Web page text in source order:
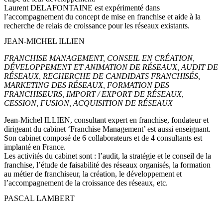
Laurent DELAFONTAINE est expérimenté dans
l’accompagnement du concept de mise en franchise et aide à la
recherche de relais de croissance pour les réseaux existants.
JEAN-MICHEL ILLIEN
FRANCHISE MANAGEMENT, CONSEIL EN CRÉATION,
DÉVELOPPEMENT ET ANIMATION DE RÉSEAUX, AUDIT DE
RÉSEAUX, RECHERCHE DE CANDIDATS FRANCHISÉS,
MARKETING DES RÉSEAUX, FORMATION DES
FRANCHISEURS, IMPORT / EXPORT DE RÉSEAUX,
CESSION, FUSION, ACQUISITION DE RÉSEAUX
Jean-Michel ILLIEN, consultant expert en franchise, fondateur et
dirigeant du cabinet ‘Franchise Management’ est aussi enseignant.
Son cabinet composé de 6 collaborateurs et de 4 consultants est
implanté en France.
Les activités du cabinet sont : l’audit, la stratégie et le conseil de la
franchise, l’étude de faisabilité des réseaux organisés, la formation
au métier de franchiseur, la création, le développement et
l’accompagnement de la croissance des réseaux, etc.
PASCAL LAMBERT